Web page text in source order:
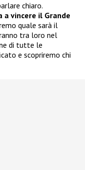
chiaro.
vincere il Grande
quale sarà il
tra loro nel
di tutte le
e scopriremo chi